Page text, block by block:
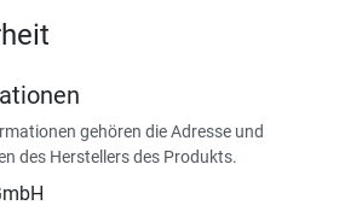
gehören die Adresse und
des Herstellers des Produkts.